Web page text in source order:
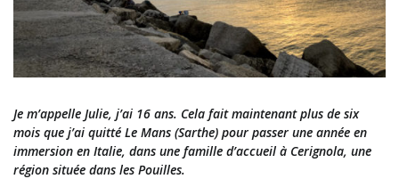
Je m’appelle Julie, j’ai 16 ans. Cela fait maintenant plus de six
mois que j’ai quitté Le Mans (Sarthe) pour passer une année en
immersion en Italie, dans une famille d’accueil à Cerignola, une
région située dans les Pouilles.